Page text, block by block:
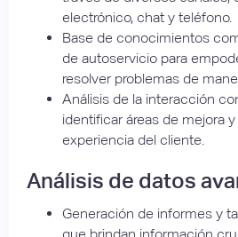
electrónico, chat y teléfono.
Base de conocimientos
de autoservicio para
resolver problemas de
Análisis de la interacción
identificar áreas de mejora
experiencia del cliente.
Análisis de datos
Generación de informes y
que brindan información